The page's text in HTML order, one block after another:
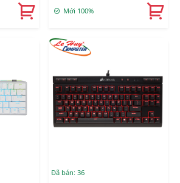
Mới 100%
Đã bán: 36